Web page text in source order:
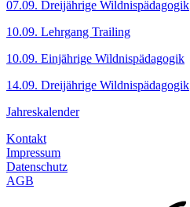
07.09. Dreijährige Wildnispädagogik
10.09. Lehrgang Trailing
10.09. Einjährige Wildnispädagogik
14.09. Dreijährige Wildnispädagogik
Jahreskalender
Kontakt
Impressum
Datenschutz
AGB